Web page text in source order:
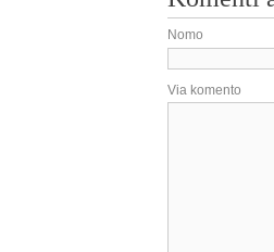
Nomo
Via komento